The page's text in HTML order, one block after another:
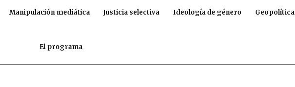
Manipulación mediática Justicia selectiva Ideología de género Geopolítica
El programa